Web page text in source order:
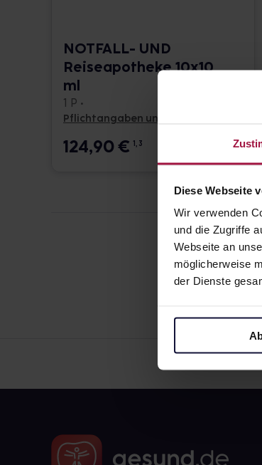
Diese Webseite
Wir verwenden
und die Zugriffe
Webseite an
möglicherweise
der Dienste
NOTFALL- UND
Reiseapotheke 10x10
ml
1 P •
Pflichtangaben und Details
124,90€ 1, 3